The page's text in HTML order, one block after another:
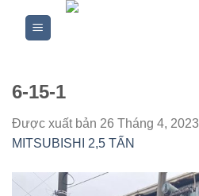
6-15-1
Được xuất bản 26 Tháng 4, 2023
MITSUBISHI 2,5 TẤN